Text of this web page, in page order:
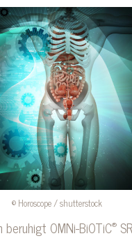
© Horoscope / shutterstock
OMNi-BiOTiC®